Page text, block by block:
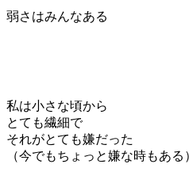
弱さはみんなある
私は小さな頃から
とても繊細で
それがとても嫌だった
（今でもちょっと嫌な時もある